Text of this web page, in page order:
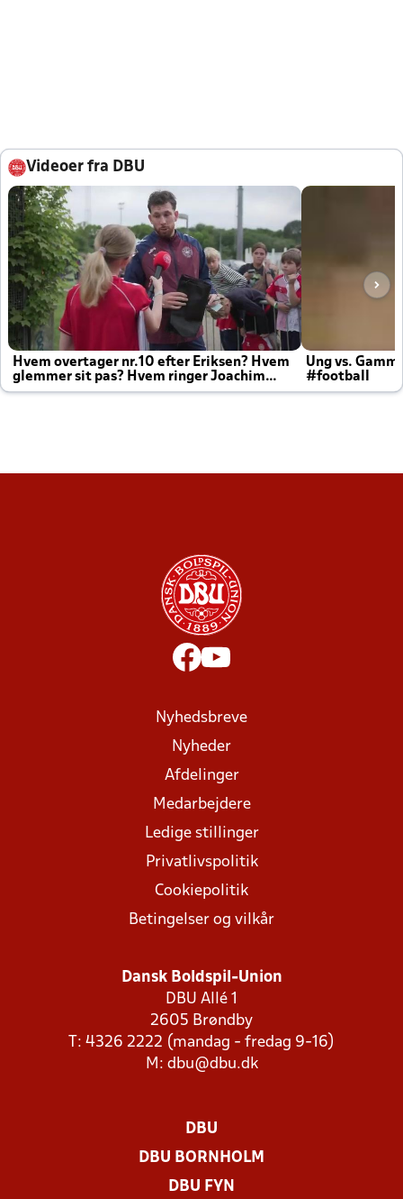
Videoer fra DBU
Hvem overtager nr.10 efter Eriksen? Hvem
glemmer sit pas? Hvem ringer Joachim
altid til efter kampe?
Ung vs.
#football
Nyhedsbreve
Nyheder
Afdelinger
Medarbejdere
Ledige stillinger
Privatlivspolitik
Cookiepolitik
Betingelser og vilkår
Dansk Boldspil-Union
DBU Allé 1
2605 Brøndby
T: 4326 2222 (mandag - fredag 9-16)
M: dbu@dbu.dk
DBU
DBU BORNHOLM
DBU FYN